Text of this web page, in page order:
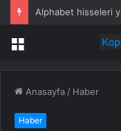
Menü
Anasayfa / Haber
Haber